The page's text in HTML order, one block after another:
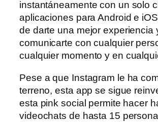
instantáneamente con un solo
aplicaciones para Android e
de darte una mejor experiencia
comunicarte con cualquier
cualquier momento y en
Pese a que Instagram le ha
terreno, esta app se sigue
esta pink social permite hacer
videochats de hasta 15